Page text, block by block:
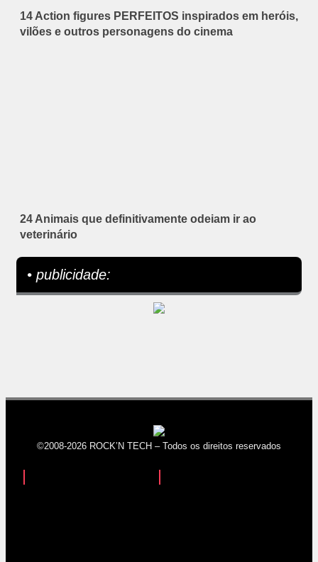
14 Action figures PERFEITOS inspirados em heróis,
vilões e outros personagens do cinema
24 Animais que definitivamente odeiam ir ao
veterinário
• publicidade:
©2008-2026 ROCK’N TECH – Todos os direitos reservados